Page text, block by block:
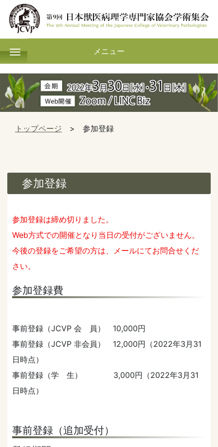
メニュー メニュー
トップページ > 参加登録
参加登録
参加登録は締め切りました。
Web方式での開催となり当日の受付がございません。
今後の登録をご希望の方は、メールにてお問合せくだ
さい。
参加登録費
事前登録（JCVP 会 員） 10,000円
事前登録（JCVP ⾮会員） 12,000円（2022年3⽉31
⽇時点）
事前登録（学 ⽣） 3,000円（2022年3⽉31
⽇時点）
事前登録（追加受付）